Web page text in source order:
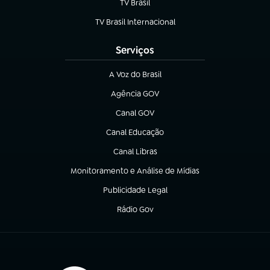
TV Brasil
(abre em nova aba)
TV Brasil Internacional
(abre em nova aba)
Serviços
A Voz do Brasil
(abre em nova aba)
Agência GOV
(abre em nova aba)
Canal GOV
(abre em nova aba)
Canal Educação
(abre em nova aba)
Canal Libras
(abre em nova aba)
Monitoramento e Análise de Mídias
(abre em nova aba)
Publicidade Legal
(abre em nova aba)
Rádio Gov
(abre em nova aba)